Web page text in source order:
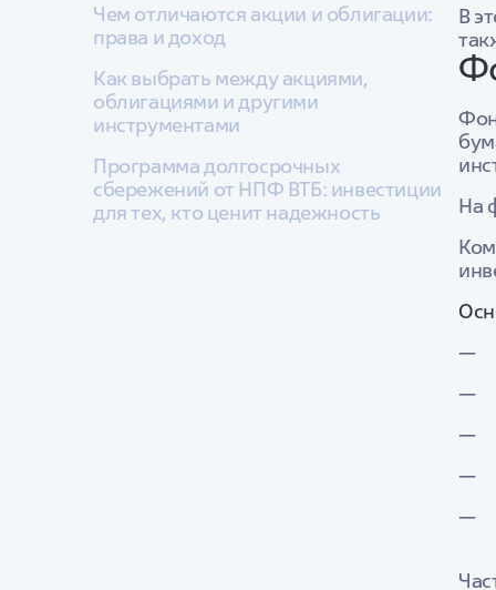
Чем отличаются акции и облигации:
права и доход
Как выбрать между акциями,
облигациями и другими
инструментами
Программа долгосрочных
сбережений от НПФ ВТБ: инвестиции
для тех, кто ценит надежность
В
На